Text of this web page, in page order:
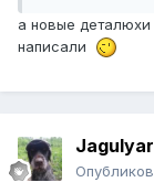
а новые
написали
Jagulyar